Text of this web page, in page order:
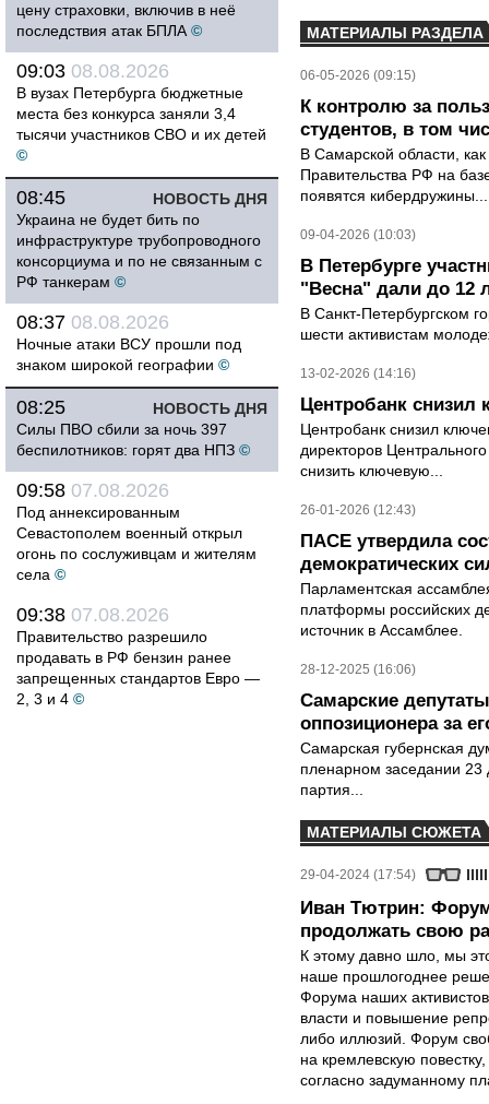
цену страховки, включив в неё
последствия атак БПЛА ©
09:03 08.08.2026
В вузах Петербурга бюджетные
места без конкурса заняли 3,4
тысячи участников СВО и их детей
©
НОВОСТЬ ДНЯ
08:45
Украина не будет бить по
инфраструктуре трубопроводного
консорциума и по не связанным с
РФ танкерам ©
08:37 08.08.2026
Ночные атаки ВСУ прошли под
знаком широкой географии ©
НОВОСТЬ ДНЯ
08:25
Силы ПВО сбили за ночь 397
беспилотников: горят два НПЗ ©
09:58 07.08.2026
Под аннексированным
Севастополем военный открыл
огонь по сослуживцам и жителям
села ©
09:38 07.08.2026
Правительство разрешило
продавать в РФ бензин ранее
запрещенных стандартов Евро —
2, 3 и 4 ©
МАТЕРИАЛЫ РАЗДЕЛА
06-05-2026 (09:15)
К контролю за
студентов, в том
В Самарской области,
Правительства РФ на
появятся кибердружины...
09-04-2026 (10:03)
В Петербурге
"Весна" дали до 12
В Санкт-Петербургском
шести активистам
13-02-2026 (14:16)
Центробанк снизил
Центробанк снизил
директоров
снизить ключевую...
26-01-2026 (12:43)
ПАСЕ утвердила
демократических
Парламентская
платформы российских
источник в Ассамблее.
28-12-2025 (16:06)
Самарские
оппозиционера за
Самарская губернская
пленарном заседании 23
партия...
МАТЕРИАЛЫ СЮЖЕТА
29-04-2024 (17:54)
Иван Тютрин:
продолжать свою
К этому давно шло, мы
наше прошлогоднее
Форума наших
власти и повышение
либо иллюзий. Форум
на кремлевскую
согласно задуманному